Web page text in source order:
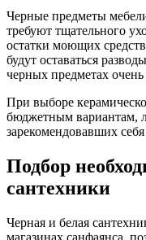
Черные предметы
требуют тщательного
остатки моющих
будут оставаться
черных предметах
При выборе
бюджетным вариантам,
зарекомендовавших
Подбор
сантехники
Черная и белая